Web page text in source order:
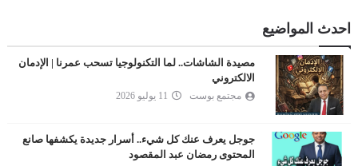
احدث المواضيع
مصيدة الشاشات.. لما التكنولوجيا تسحب عمرنا | الإدمان
الالكتروني
مجتمع بوست 11 يوليو 2026
جوجل يعرف عنك كل شيء.. أسرار جديدة يكشفها صانع
المحتوى رمضان عبد المقصود